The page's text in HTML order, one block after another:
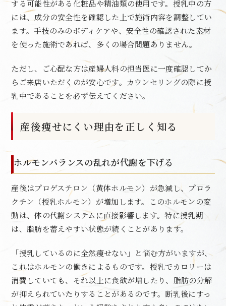
する可能性がある化粧品や精油類の使用です。授乳中の方
には、成分の安全性を確認した上で施術内容を調整してい
ます。手技のみのボディケアや、安全性の確認された素材
を使った施術であれば、多くの場合問題ありません。
ただし、ご心配な方は産婦人科の担当医に一度確認してか
らご来店いただくのが安心です。カウンセリングの際に授
乳中であることを必ず伝えてください。
産後痩せにくい理由を正しく知る
ホルモンバランスの乱れが代謝を下げる
産後はプロゲステロン（黄体ホルモン）が急減し、プロラ
クチン（授乳ホルモン）が増加します。このホルモンの変
動は、体の代謝システムに直接影響します。特に授乳期
は、脂肪を蓄えやすい状態が続くことがあります。
「授乳しているのに全然痩せない」と悩む方がいますが、
これはホルモンの働きによるものです。授乳でカロリーは
消費していても、それ以上に食欲が増したり、脂肪の分解
が抑えられていたりすることがあるのです。断乳後にすっ